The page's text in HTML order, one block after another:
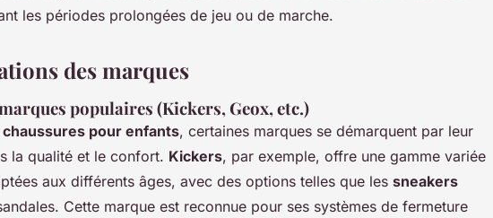
les périodes prolongées de jeu ou de marche.
des marques
populaires (Kickers, Geox, etc.)
chaussures pour enfants, certaines marques se démarquent par leur
la qualité et le confort. Kickers, par exemple, offre une gamme variée
aux différents âges, avec des options telles que les sneakers
Cette marque est reconnue pour ses systèmes de fermeture